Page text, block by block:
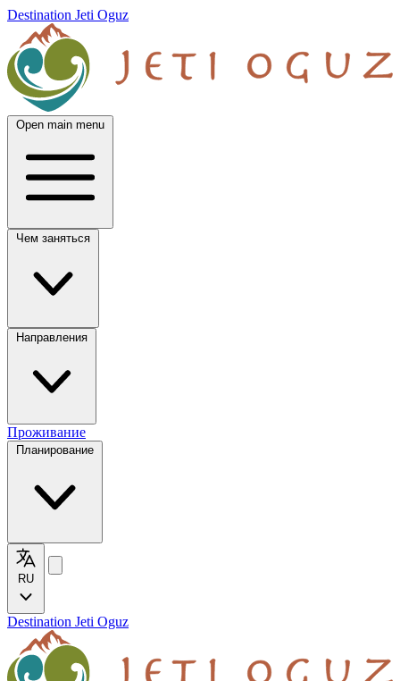
Destination Jeti Oguz
Open main menu
Проживание
Destination Jeti Oguz